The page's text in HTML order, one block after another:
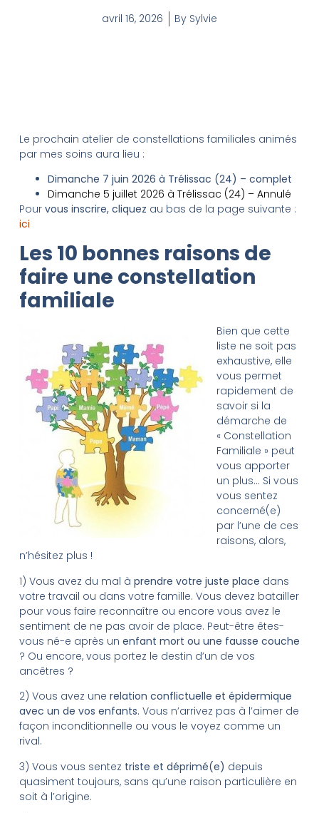
avril 16, 2026 By Sylvie
Le prochain atelier de constellations familiales animés
par mes soins aura lieu :
Dimanche 7 juin 2026 à Trélissac (24) – complet
Dimanche 5 juillet 2026 à Trélissac (24) – Annulé
Pour vous inscrire, cliquez au bas de la page suivante :
ici
Les 10 bonnes raisons de
faire une constellation
familiale
Bien que cette
liste ne soit pas
exhaustive, elle
vous permet
rapidement de
savoir si la
démarche de
« Constellation
Familiale » peut
vous apporter
un plus… Si vous
vous sentez
concerné(e)
par l’une de ces
raisons, alors,
n’hésitez plus !
1) Vous avez du mal à prendre votre juste place dans
votre travail ou dans votre famille. Vous devez batailler
pour vous faire reconnaître ou encore vous avez le
sentiment de ne pas avoir de place. Peut-être êtes-
vous né-e après un enfant mort ou une fausse couche
? Ou encore, vous portez le destin d’un de vos
ancêtres ?
2) Vous avez une relation conflictuelle et épidermique
avec un de vos enfants. Vous n’arrivez pas à l’aimer de
façon inconditionnelle ou vous le voyez comme un
rival.
3) Vous vous sentez triste et déprimé(e) depuis
quasiment toujours, sans qu’une raison particulière en
soit à l’origine.